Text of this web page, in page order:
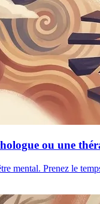
ou une
mental. Prenez le